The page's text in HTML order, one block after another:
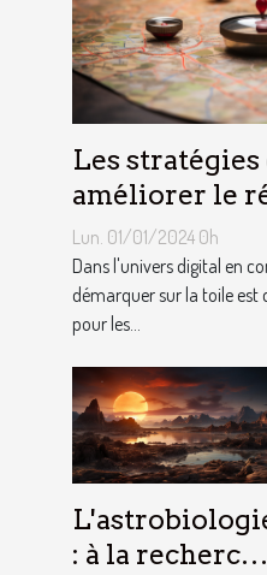
Les
améliorer le
naturel de
à Bruxelles
Lun. 01/01/2024 0h
Dans l'univers digital en
démarquer sur la toile est
pour les...
: à la recherche